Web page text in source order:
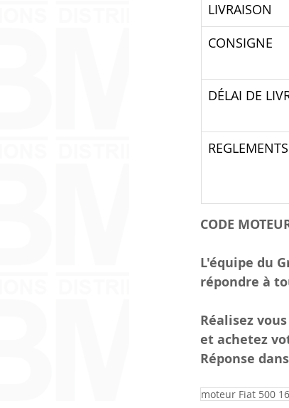
LIVRAISON
CONSIGNE
DÉLAI DE
REGLEMENTS
CODE
L'équipe du
répondre à
Réalisez
et achetez
Réponse
moteur Fiat 500